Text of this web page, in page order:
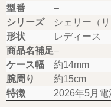
型番
–
シリーズ
シェリー（
形状
レディース
商品名補足–
ケース幅
約14mm
腕周り
約15cm
特徴
2026年5月